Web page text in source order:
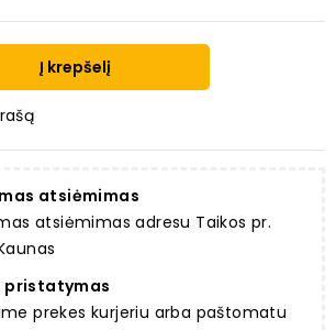
Į krepšelį
atsiėmimas
atsiėmimas adresu Taikos pr.
pristatymas
prekes kurjeriu arba paštomatu